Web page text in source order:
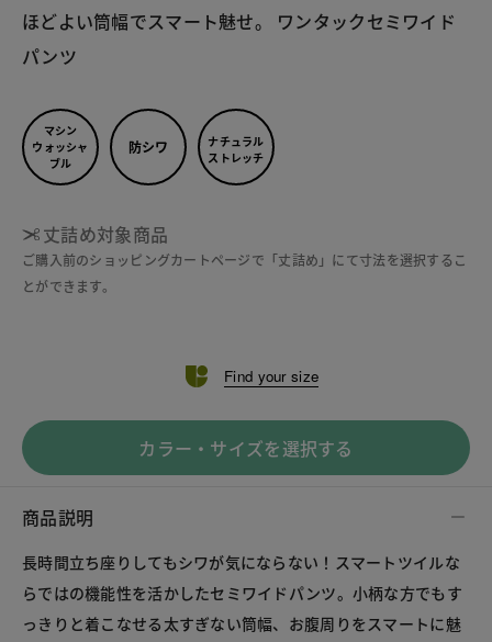
ほどよい筒幅でスマート魅せ。 ワンタックセミワイド
パンツ
マシン
ウォッシャ
ブル
防シワ
ナチュラル
ストレッチ
丈詰め対象商品
ご購入前のショッピングカートページで「丈詰め」にて寸法を選択するこ
とができます。
Find your size
カラー・サイズを選択する
商品説明
長時間立ち座りしてもシワが気にならない！スマートツイルな
らではの機能性を活かしたセミワイドパンツ。小柄な方でもす
っきりと着こなせる太すぎない筒幅、お腹周りをスマートに魅
LINE X メール